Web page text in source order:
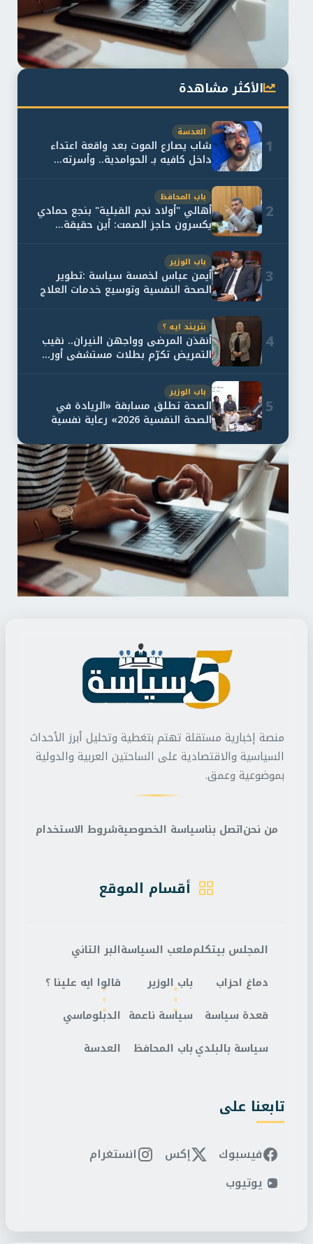
الأكثر مشاهدة
1
العدسة
شاب يصارع الموت بعد واقعة اعتداء
داخل كافيه بـ الحوامدية.. وأسرته...
2
باب المحافظ
أهالي "أولاد نجم القبلية" بنجع حمادي
يكسرون حاجز الصمت: أين حقيقة...
3
باب الوزير
أيمن عباس لخمسة سياسة :تطوير
الصحة النفسية وتوسيع خدمات العلاج
4
بتريند ايه ؟
أنقذن المرضى وواجهن النيران.. نقيب
التمريض تكرّم بطلات مستشفى أور...
5
باب الوزير
الصحة تطلق مسابقة «الريادة في
الصحة النفسية 2026» رعاية نفسية
منصة إخبارية مستقلة تهتم بتغطية وتحليل أبرز الأحداث
السياسية والاقتصادية على الساحتين العربية والدولية
بموضوعية وعمق.
من نحناتصل بناسياسة الخصوصيةشروط الاستخدام
أقسام الموقع
المجلس بيتكلم
دماغ احزاب
قعدة سياسة
سياسة بالبلدي
ملعب السياسة
باب الوزير
سياسة ناعمة
باب المحافظ
البر التاني
قالوا ايه علينا ؟
الدبلوماسي
العدسة
تابعنا على
فيسبوك إكس
انستغرام
يوتيوب